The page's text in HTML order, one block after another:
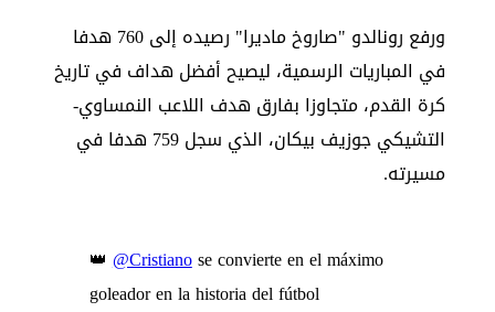
ورفع رونالدو "صاروخ ماديرا" رصيده إلى 760 هدفا
في المباريات الرسمية، ليصيح أفضل هداف في تاريخ
كرة القدم، متجاوزا بفارق هدف اللاعب النمساوي-
التشيكي جوزيف بيكان، الذي سجل 759 هدفا في
مسيرته.
👑@Cristianose convierte en el máximo
goleador en la historia del fútbol